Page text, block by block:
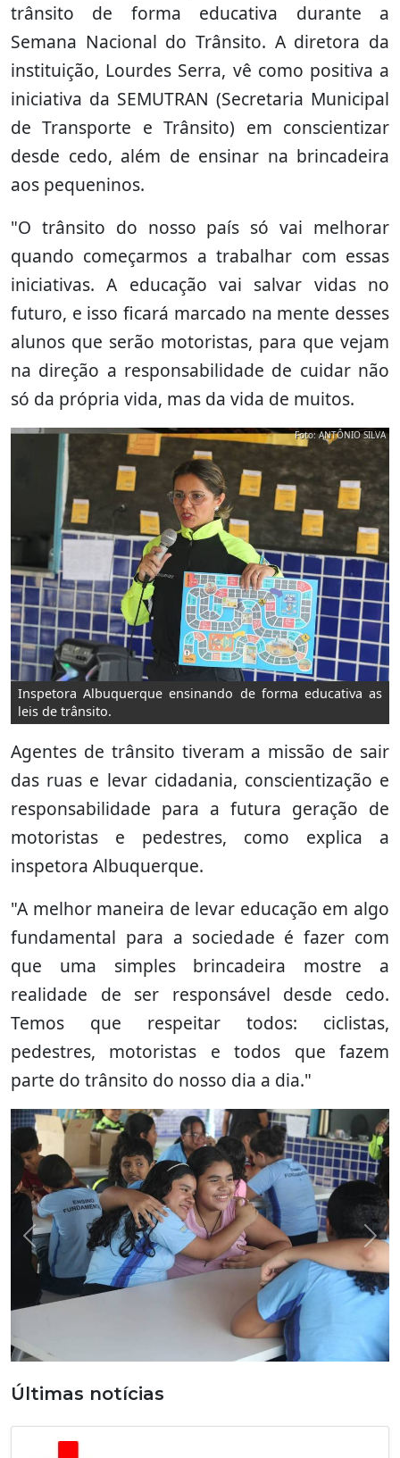
trânsito de forma educativa durante a
Semana Nacional do Trânsito. A diretora da
instituição, Lourdes Serra, vê como positiva a
iniciativa da SEMUTRAN (Secretaria Municipal
de Transporte e Trânsito) em conscientizar
desde cedo, além de ensinar na brincadeira
aos pequeninos.
"O trânsito do nosso país só vai melhorar
quando começarmos a trabalhar com essas
iniciativas. A educação vai salvar vidas no
futuro, e isso ficará marcado na mente desses
alunos que serão motoristas, para que vejam
na direção a responsabilidade de cuidar não
só da própria vida, mas da vida de muitos.
Inspetora Albuquerque ensinando de forma educativa as
leis de trânsito.
Foto: ANTÔNIO SILVA
Agentes de trânsito tiveram a missão de sair
das ruas e levar cidadania, conscientização e
responsabilidade para a futura geração de
motoristas e pedestres, como explica a
inspetora Albuquerque.
"A melhor maneira de levar educação em algo
fundamental para a sociedade é fazer com
que uma simples brincadeira mostre a
realidade de ser responsável desde cedo.
Temos que respeitar todos: ciclistas,
pedestres, motoristas e todos que fazem
parte do trânsito do nosso dia a dia."
Previous
Últimas notícias